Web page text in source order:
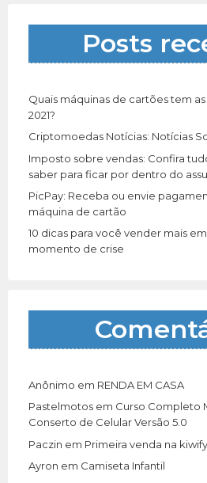
a
r
:
Posts
Quais máquinas de cartões tem
2021?
Criptomoedas Notícias: Notícias
Imposto sobre vendas: Confira
saber para ficar por dentro do
PicPay: Receba ou envie
máquina de cartão
10 dicas para você vender mais
momento de crise
Anônimo em RENDA EM CASA
Pastelmotos em Curso Completo
Conserto de Celular Versão 5.0
Paczin em Primeira venda na kiwify
Ayron em Camiseta Infantil